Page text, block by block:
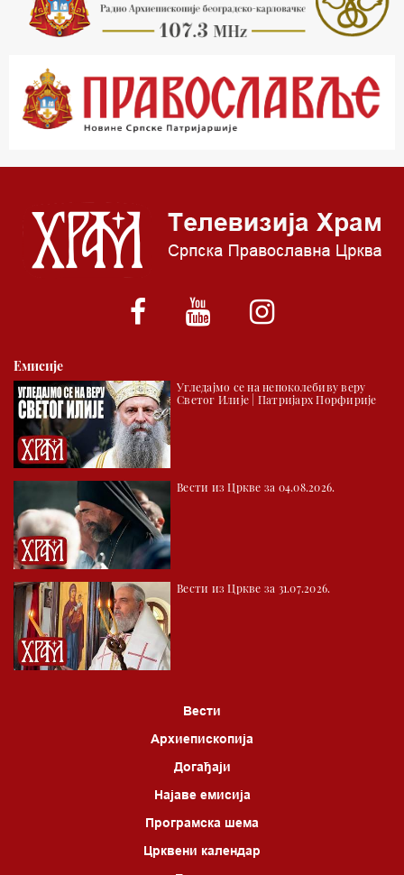
22.03 Црквена предавања и трибине
23.00 Питања и одговори
00.03 Гугл пита
01.03 Живе речи - подкаст
05.00 Врлинослов – Света Гора
*најважније вести емитујемо на сваки пун сат
Емисије
Угледајмо се на непоколебиву веру
Светог Илије | Патријарх Порфирије
Вести из Цркве за 04.08.2026.
Вести из Цркве за 31.07.2026.
Вести
Архиепископија
Догађаји
Најаве емисија
Програмска шема
Црквени календар